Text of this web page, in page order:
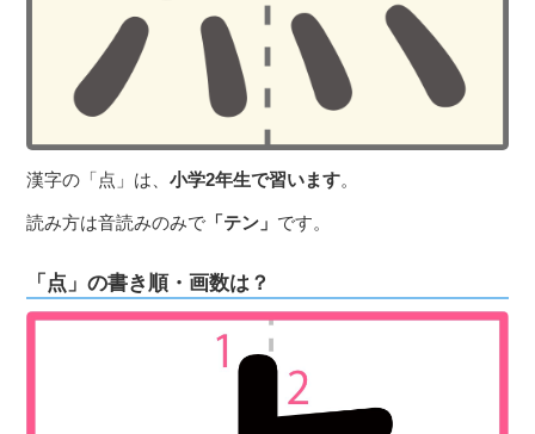
漢字の「点」は、小学2年生で習います。
読み方は音読みのみで 「テン」 です。
「点」の書き順・画数は？